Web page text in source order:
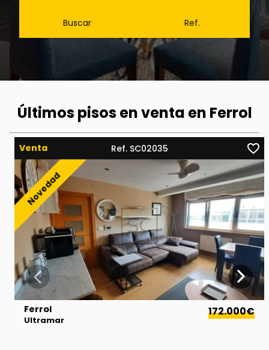
Buscar Ref.
Últimos pisos en venta en Ferrol
Venta Ref. SC02035
Ferrol
Ultramar
172.000€